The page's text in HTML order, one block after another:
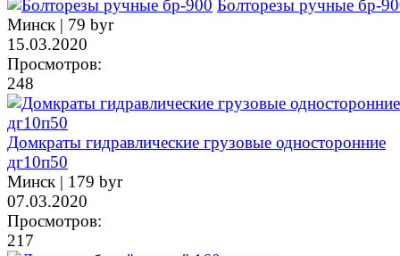
Болторезы ручные бр-
Минск | 79 byr
15.03.2020
Просмотров:
248
Домкраты гидравлические грузовые односторонние
дг10п50
Минск | 179 byr
07.03.2020
Просмотров:
217